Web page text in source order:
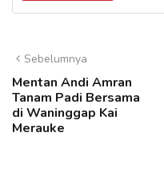
Sebelumnya
Mentan Andi Amran
Tanam Padi Bersama
di Waninggap Kai
Merauke